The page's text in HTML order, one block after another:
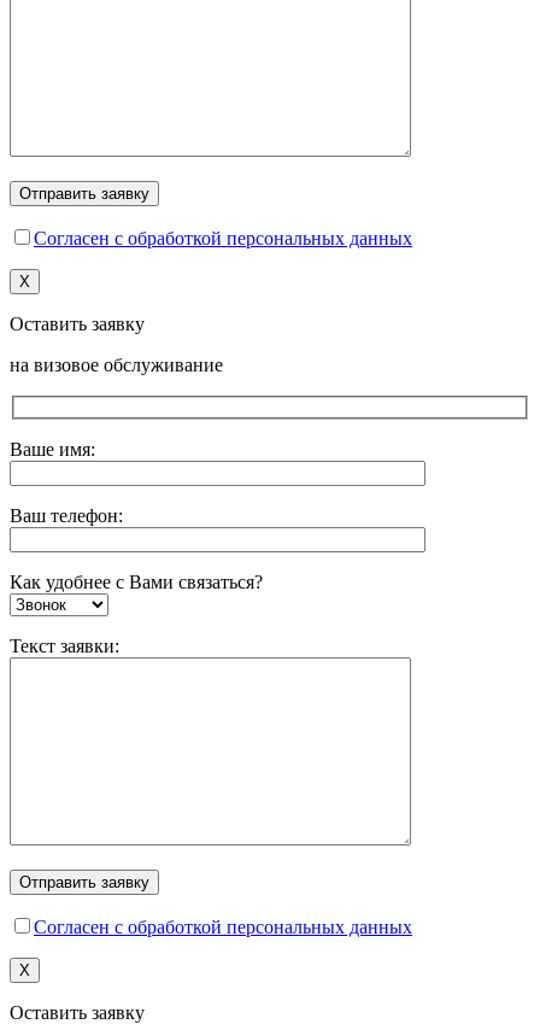
Согласен с обработкой персональных данных
X
Оставить заявку
на визовое обслуживание
Ваше имя:
Ваш телефон:
Как удобнее с Вами связаться?
Текст заявки:
Согласен с обработкой персональных данных
X
Оставить заявку